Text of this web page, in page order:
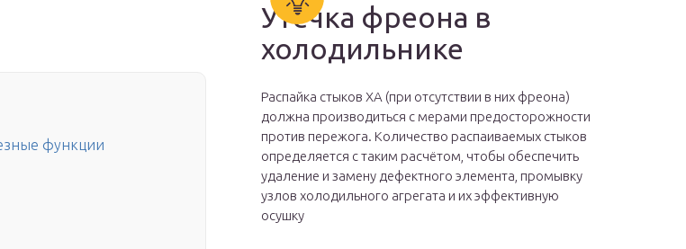
функции
Утечка фреона в
холодильнике
Распайка стыков ХА (при отсутствии в них фреона)
должна производиться с мерами предосторожности
против пережога. Количество распаиваемых стыков
определяется с таким расчётом, чтобы обеспечить
удаление и замену дефектного элемента, промывку
узлов холодильного агрегата и их эффективную
осушку